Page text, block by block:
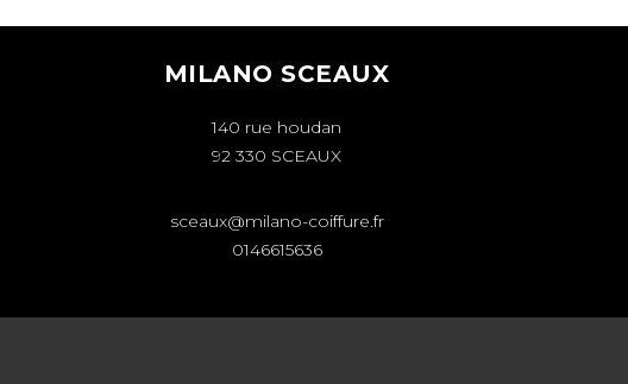
MILANO SCEAUX
140 rue houdan
92 330 SCEAUX
sceaux@milano-coiffure.fr
0146615636